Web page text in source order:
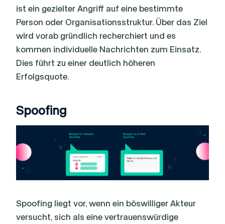
ist ein gezielter Angriff auf eine bestimmte
Person oder Organisationsstruktur. Über das Ziel
wird vorab gründlich recherchiert und es
kommen individuelle Nachrichten zum Einsatz.
Dies führt zu einer deutlich höheren
Erfolgsquote.
Spoofing
Spoofing liegt vor, wenn ein böswilliger Akteur
versucht, sich als eine vertrauenswürdige